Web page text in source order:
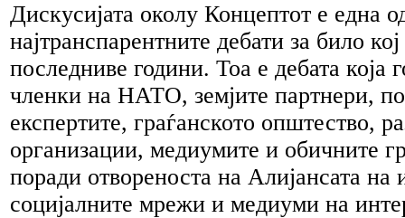
Дискусијата околу Концептот е една
најтранспарентните дебати за било
последниве години. Тоа е дебата која
членки на НАТО, земјите партнери,
експертите, граѓанското општество,
организации, медиумите и обичните
поради отвореноста на Алијансата на
социјалните мрежи и медиуми на